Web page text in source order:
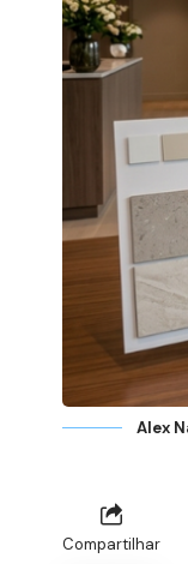
Alex
Compartilhar